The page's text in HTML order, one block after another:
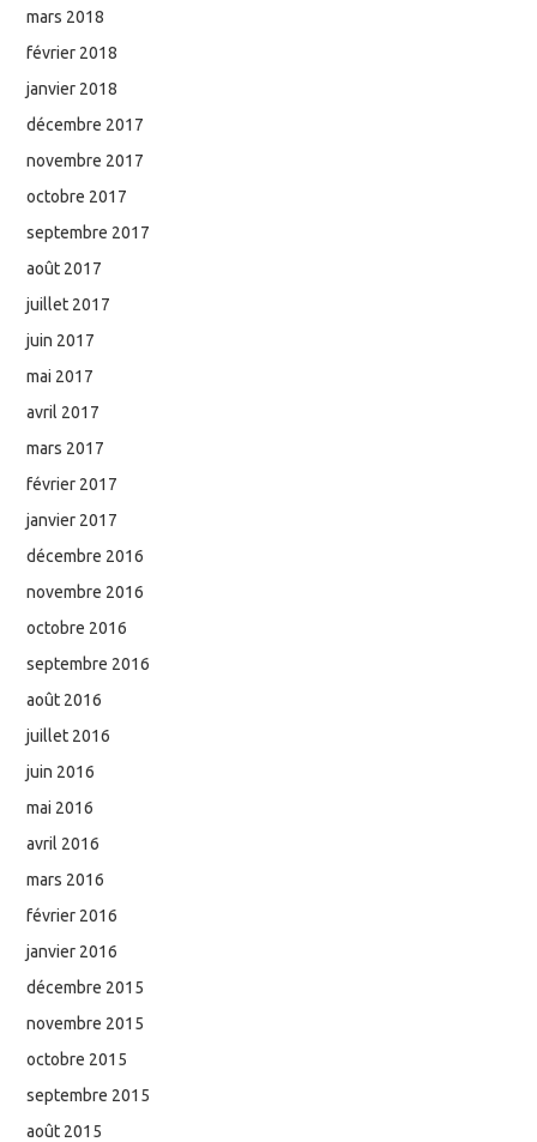
mars 2018
février 2018
janvier 2018
décembre 2017
novembre 2017
octobre 2017
septembre 2017
août 2017
juillet 2017
juin 2017
mai 2017
avril 2017
mars 2017
février 2017
janvier 2017
décembre 2016
novembre 2016
octobre 2016
septembre 2016
août 2016
juillet 2016
juin 2016
mai 2016
avril 2016
mars 2016
février 2016
janvier 2016
décembre 2015
novembre 2015
octobre 2015
septembre 2015
août 2015